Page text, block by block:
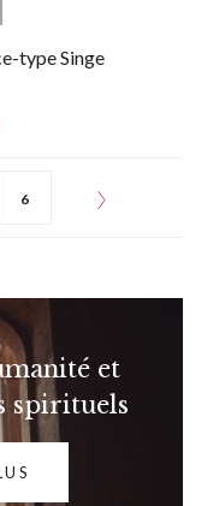
type Singe
6
et
spirituels